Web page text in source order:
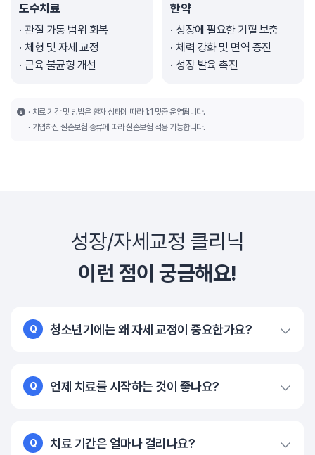
도수치료
관절 가동 범위 회복
체형 및 자세 교정
근육 불균형 개선
한약
성장에 필요한 기혈 보충
체력 강화 및 면역 증진
성장 발육 촉진
치료 기간 및 방법은 환자 상태에 따라 1:1 맞춤 운영됩니다.
가입하신 실손보험 종류에 따라 실손보험 적용 가능합니다.
성장/자세교정 클리닉
이런 점이 궁금해요!
Q 청소년기에는 왜 자세 교정이 중요한가요?
Q 언제 치료를 시작하는 것이 좋나요?
Q 치료 기간은 얼마나 걸리나요?